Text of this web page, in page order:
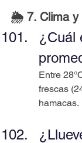
🌦️ 7. Clima y
¿Cuál
Entre
frescas
hamacas.